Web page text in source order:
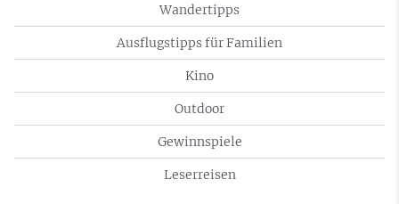
Wandertipps
Ausflugstipps für Familien
Kino
Outdoor
Gewinnspiele
Leserreisen